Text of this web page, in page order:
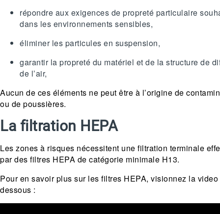
répondre aux exigences de propreté particulaire
dans les environnements sensibles,
éliminer les particules en suspension,
garantir la propreté du matériel et de la structure de
de l’air,
Aucun de ces éléments ne peut être à l’origine de
ou de poussières.
La filtration HEPA
Les zones à risques nécessitent une filtration terminale
par des filtres HEPA de catégorie minimale H13.
Pour en savoir plus sur les filtres HEPA, visionnez la
dessous :